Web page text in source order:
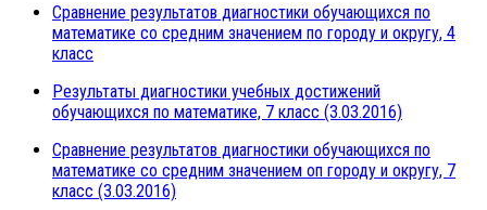
Сравнение результатов диагностики обучающихся по
математике со средним значением по городу и округу, 4
класс
Результаты диагностики учебных достижений
обучающихся по математике, 7 класс (3.03.2016)
Сравнение результатов диагностики обучающихся по
математике со средним значением оп городу и округу, 7
класс (3.03.2016)